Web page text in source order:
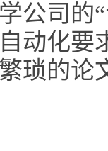
公司的
动化要
琐的论